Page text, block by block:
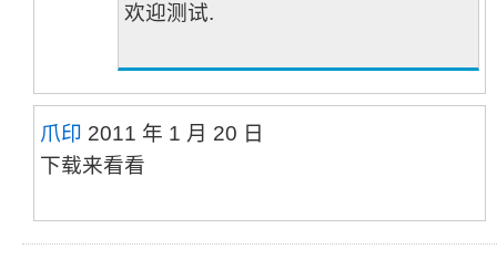
欢迎测试.
爪印 2011 年 1 月 20 日
下载来看看